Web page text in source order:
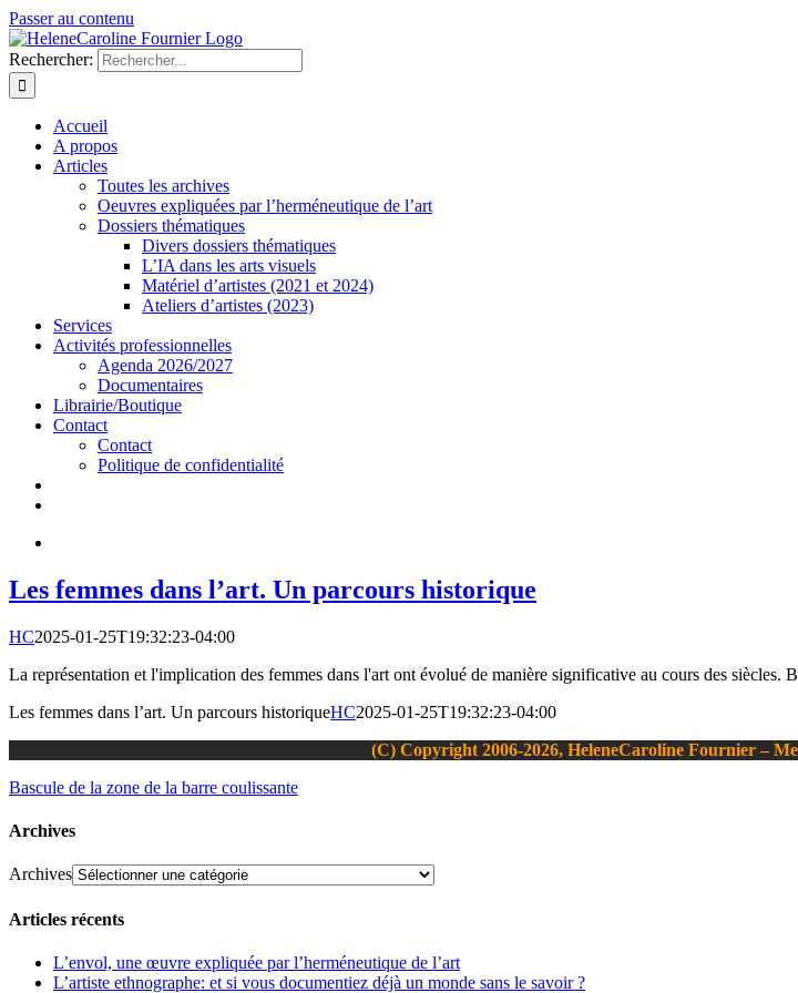
Passer au contenu
Rechercher:
Accueil
A propos
Articles
Toutes les archives
Oeuvres expliquées par l’herméneutique de l’art
Dossiers thématiques
Divers dossiers thématiques
L’IA dans les arts visuels
Matériel d’artistes (2021 et 2024)
Ateliers d’artistes (2023)
Services
Activités professionnelles
Agenda 2026/2027
Documentaires
Librairie/Boutique
Contact
Contact
Politique de confidentialité
Les femmes dans l’art. Un parcours historique
HC2025-01-25T19:32:23-04:00
La représentation et l'implication des femmes dans l'art ont évolué de manière significative au cours des siècles.
Les femmes dans l’art. Un parcours historiqueHC2025-01-25T19:32:23-04:00
(C) Copyright 2006-2026, HeleneCaroline Fournier –
Bascule de la zone de la barre coulissante
Archives
Archives
Articles récents
L’envol, une œuvre expliquée par l’herméneutique de l’art
L’artiste ethnographe: et si vous documentiez déjà un monde sans le savoir ?